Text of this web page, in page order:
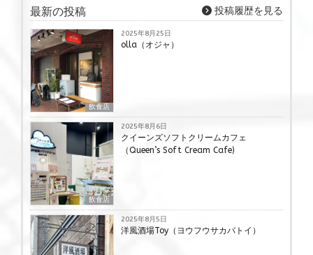
最新の投稿 投稿履歴を見る
飲食店
2025年8月25日
olla（オジャ）
飲食店
2025年8月6日
クイーンズソフトクリームカフェ
（Queen’s Soft Cream Cafe)
2025年8月5日
洋風酒場Toy（ヨウフウサカバトイ）